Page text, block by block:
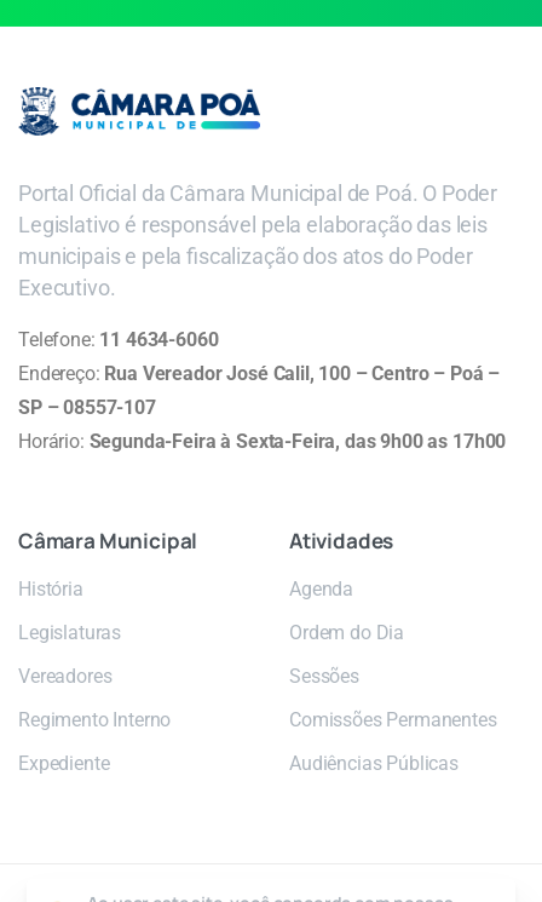
Portal Oficial da Câmara Municipal de Poá. O Poder
Legislativo é responsável pela elaboração das leis
municipais e pela fiscalização dos atos do Poder
Executivo.
Telefone: 11 4634-6060
Endereço: Rua Vereador José Calil, 100 – Centro – Poá –
SP – 08557-107
Horário: Segunda-Feira à Sexta-Feira, das 9h00 as 17h00
Câmara Municipal
História
Legislaturas
Vereadores
Regimento Interno
Expediente
Atividades
Agenda
Ordem do Dia
Sessões
Comissões Permanentes
Audiências Públicas